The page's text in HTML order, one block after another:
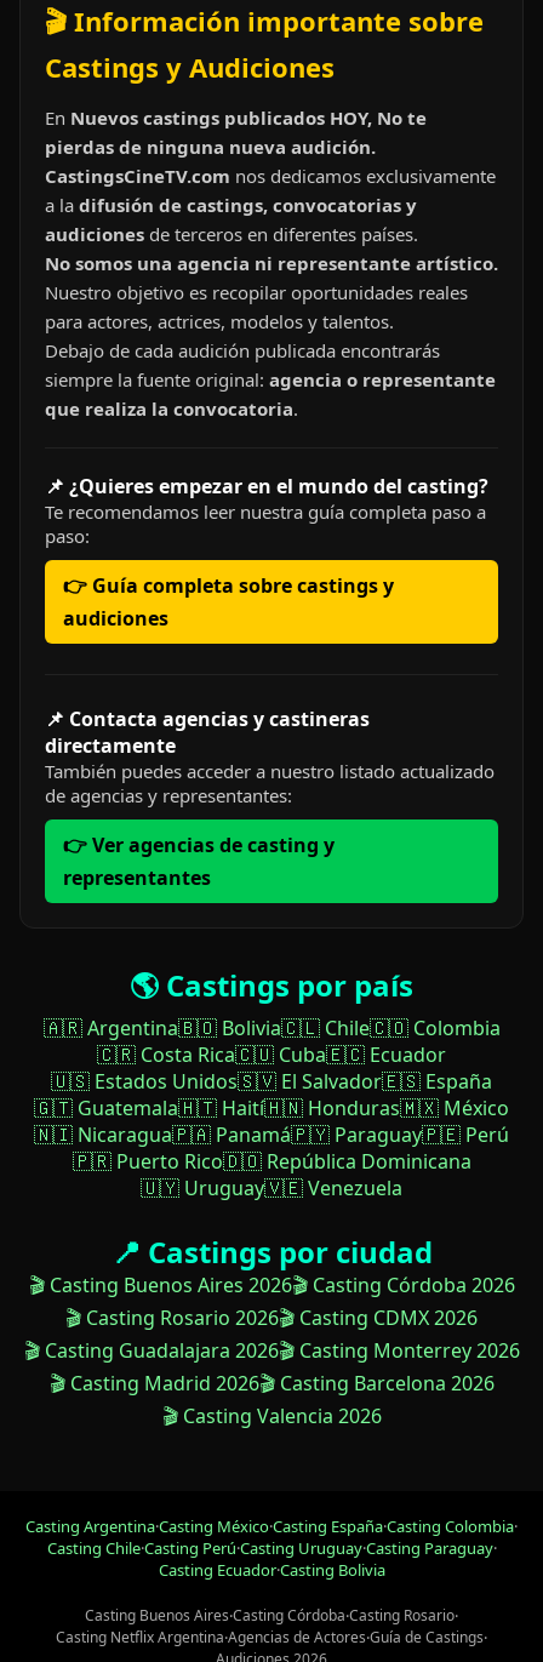
🎬 Información importante sobre
Castings y Audiciones
En Nuevos castings publicados HOY, No te
pierdas de ninguna nueva audición.
CastingsCineTV.com nos dedicamos exclusivamente
a la difusión de castings, convocatorias y
audiciones de terceros en diferentes países.
No somos una agencia ni representante artístico.
Nuestro objetivo es recopilar oportunidades reales
para actores, actrices, modelos y talentos.
Debajo de cada audición publicada encontrarás
siempre la fuente original: agencia o representante
que realiza la convocatoria.
📌 ¿Quieres empezar en el mundo del casting?
Te recomendamos leer nuestra guía completa paso a
paso:
👉 Guía completa sobre castings y
audiciones
📌 Contacta agencias y castineras
directamente
También puedes acceder a nuestro listado actualizado
de agencias y representantes:
👉 Ver agencias de casting y
representantes
🌎 Castings por país
🇦🇷 Argentina🇧🇴 Bolivia🇨🇱 Chile🇨🇴 Colombia
🇨🇷 Costa Rica🇨🇺 Cuba🇪🇨 Ecuador
🇺🇸 Estados Unidos🇸🇻 El Salvador🇪🇸 España
🇬🇹 Guatemala🇭🇹 Haití🇭🇳 Honduras🇲🇽 México
🇳🇮 Nicaragua🇵🇦 Panamá🇵🇾 Paraguay🇵🇪 Perú
🇵🇷 Puerto Rico🇩🇴 República Dominicana
🇺🇾 Uruguay🇻🇪 Venezuela
📍 Castings por ciudad
🎬 Casting Buenos Aires 2026🎬 Casting Córdoba 2026
🎬 Casting Rosario 2026🎬 Casting CDMX 2026
🎬 Casting Guadalajara 2026🎬 Casting Monterrey 2026
🎬 Casting Madrid 2026🎬 Casting Barcelona 2026
🎬 Casting Valencia 2026
Casting Argentina·Casting México·Casting España·Casting Colombia·
Casting Chile·Casting Perú·Casting Uruguay·Casting Paraguay·
Casting Ecuador·Casting Bolivia
Casting Buenos Aires·Casting Córdoba·Casting Rosario·
Casting Netflix Argentina·Agencias de Actores·Guía de Castings·